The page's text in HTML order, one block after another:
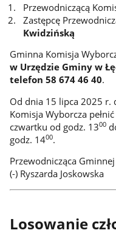
Przewodniczącą
Zastępcę
Kwidzińską
Gminna Komisja
w Urzędzie Gminy w
telefon 58 674 46 40.
Od dnia 15 lipca 2025 r.
Komisja Wyborcza
czwartku od godz. 1300
godz. 1400.
Przewodnicząca
(-) Ryszarda Joskowska
Losowanie